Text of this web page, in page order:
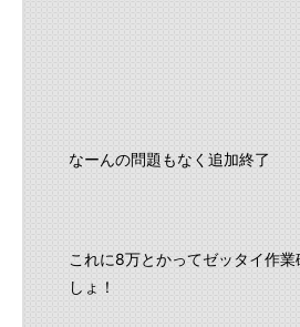
なーんの問題もなく追加終了
これに8万とかってゼッタイ作業
しょ！